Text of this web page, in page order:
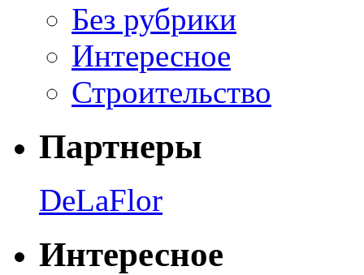
Без рубрики
Интересное
Строительство
Партнеры
DeLaFlor
Интересное